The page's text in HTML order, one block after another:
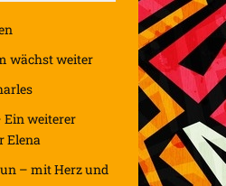
wächst weiter
Ein weiterer
Elena
– mit Herz und